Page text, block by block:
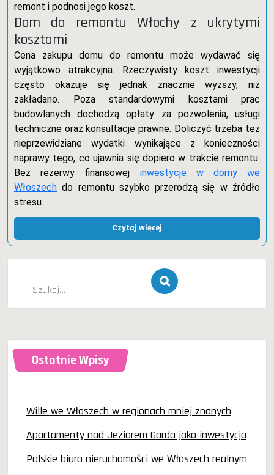
remont i podnosi jego koszt.
Dom do remontu Włochy z ukrytymi
kosztami
Cena zakupu domu do remontu może wydawać się
wyjątkowo atrakcyjna. Rzeczywisty koszt inwestycji
często okazuje się jednak znacznie wyższy, niż
zakładano. Poza standardowymi kosztami prac
budowlanych dochodzą opłaty za pozwolenia, usługi
techniczne oraz konsultacje prawne. Doliczyć trzeba też
nieprzewidziane wydatki wynikające z konieczności
naprawy tego, co ujawnia się dopiero w trakcie remontu.
Bez rezerwy finansowej inwestycje w domy we
Włoszech do remontu szybko przerodzą się w źródło
stresu.
Czytaj więcej
Szukaj
Ostatnie Wpisy
Wille we Włoszech w regionach mniej znanych
Apartamenty nad Jeziorem Garda jako inwestycja
Polskie biuro nieruchomości we Włoszech realnym